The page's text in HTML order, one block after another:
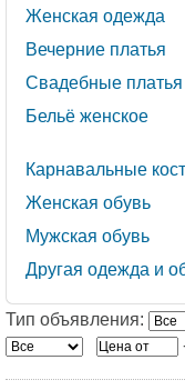
Женская одежда
Вечерние платья
Свадебные платья
Бельё женское
Карнавальные
Женская обувь
Мужская обувь
Другая одежда и
Тип объявления: